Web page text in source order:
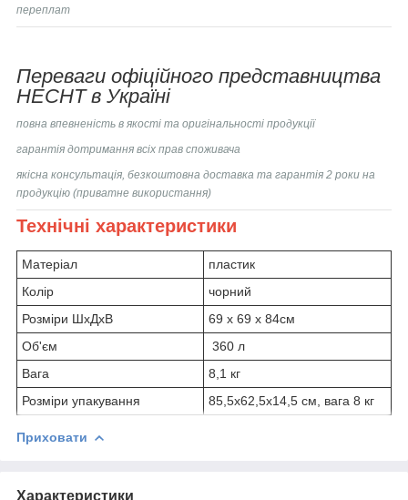
переплат
Переваги офіційного представництва
HECHT в Україні
повна впевненість в якості та оригінальності продукції
гарантія дотримання всіх прав споживача
якісна консультація, безкоштовна доставка та гарантія 2 роки на
продукцію (приватне використання)
Технічні характеристики
Матеріал
пластик
Колір
чорний
Розміри ШхДхВ
69 х 69 х 84см
Об'єм
360 л
Вага
8,1 кг
Розміри упакування
85,5x62,5x14,5 см, вага 8 кг
Приховати
Характеристики